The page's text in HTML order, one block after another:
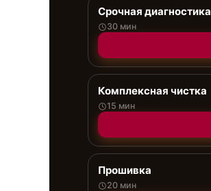
Срочная диагностика
30 мин
Комплексная чистка
15 мин
Прошивка
20 мин